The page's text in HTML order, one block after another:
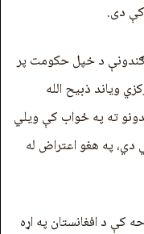
کې دی.
د خپل حکومت پر
ویاند ذبیح الله
ته په ځواب کې ویلي
دي، په هغو اعتراض له
کې د افغانستان په اړه